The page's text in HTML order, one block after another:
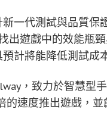
一代測試與品質
出遊戲中的效能瓶
計將能降低測試成
，致力於智慧型
的速度推出遊戲，